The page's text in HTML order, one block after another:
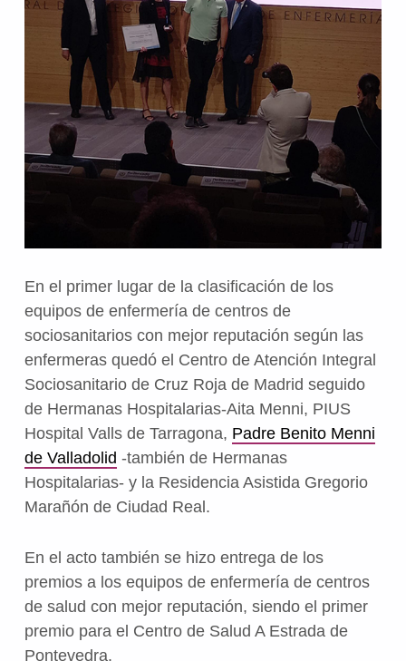
En el primer lugar de la clasificación de los
equipos de enfermería de centros de
sociosanitarios con mejor reputación según las
enfermeras quedó el Centro de Atención Integral
Sociosanitario de Cruz Roja de Madrid seguido
de Hermanas Hospitalarias-Aita Menni, PIUS
Hospital Valls de Tarragona, Padre Benito Menni
de Valladolid -también de Hermanas
Hospitalarias- y la Residencia Asistida Gregorio
Marañón de Ciudad Real.
En el acto también se hizo entrega de los
premios a los equipos de enfermería de centros
de salud con mejor reputación, siendo el primer
premio para el Centro de Salud A Estrada de
Pontevedra.